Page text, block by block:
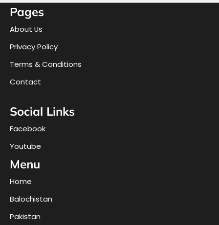
Pages
About Us
Privacy Policy
Terms & Conditions
Contact
Social Links
Facebook
Youtube
Menu
Home
Balochistan
Pakistan